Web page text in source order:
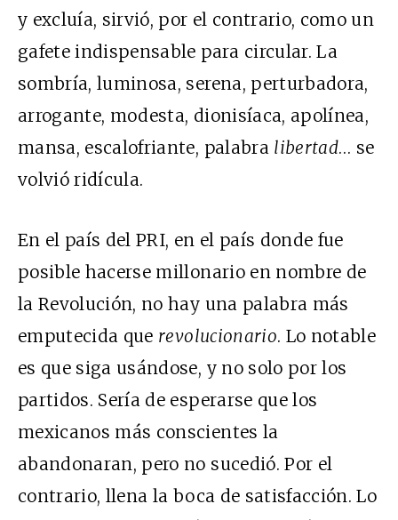
y excluía, sirvió, por el contrario, como un
gafete indispensable para circular. La
sombría, luminosa, serena, perturbadora,
arrogante, modesta, dionisíaca, apolínea,
mansa, escalofriante, palabra libertad… se
volvió ridícula.
En el país del PRI, en el país donde fue
posible hacerse millonario en nombre de
la Revolución, no hay una palabra más
emputecida que revolucionario. Lo notable
es que siga usándose, y no solo por los
partidos. Sería de esperarse que los
mexicanos más conscientes la
abandonaran, pero no sucedió. Por el
contrario, llena la boca de satisfacción. Lo